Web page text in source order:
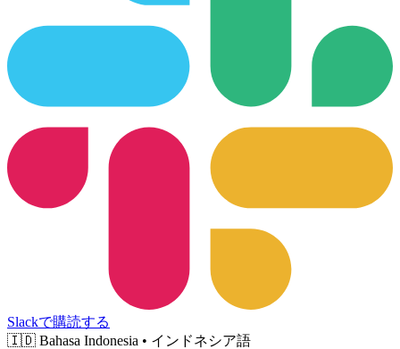
Slackで購読する
🇮🇩 Bahasa Indonesia • インドネシア語